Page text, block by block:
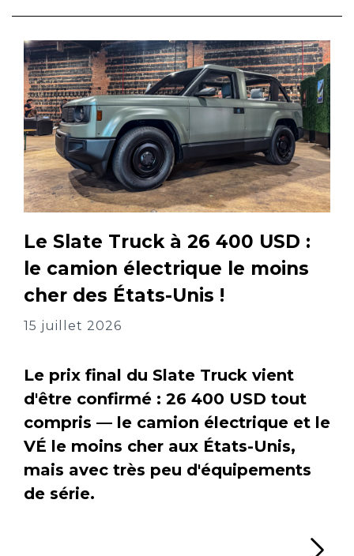
Le Slate Truck à 26 400 USD :
le camion électrique le moins
cher des États-Unis !
15 juillet 2026
Le prix final du Slate Truck vient
d'être confirmé : 26 400 USD tout
compris — le camion électrique et le
VÉ le moins cher aux États-Unis,
mais avec très peu d'équipements
de série.